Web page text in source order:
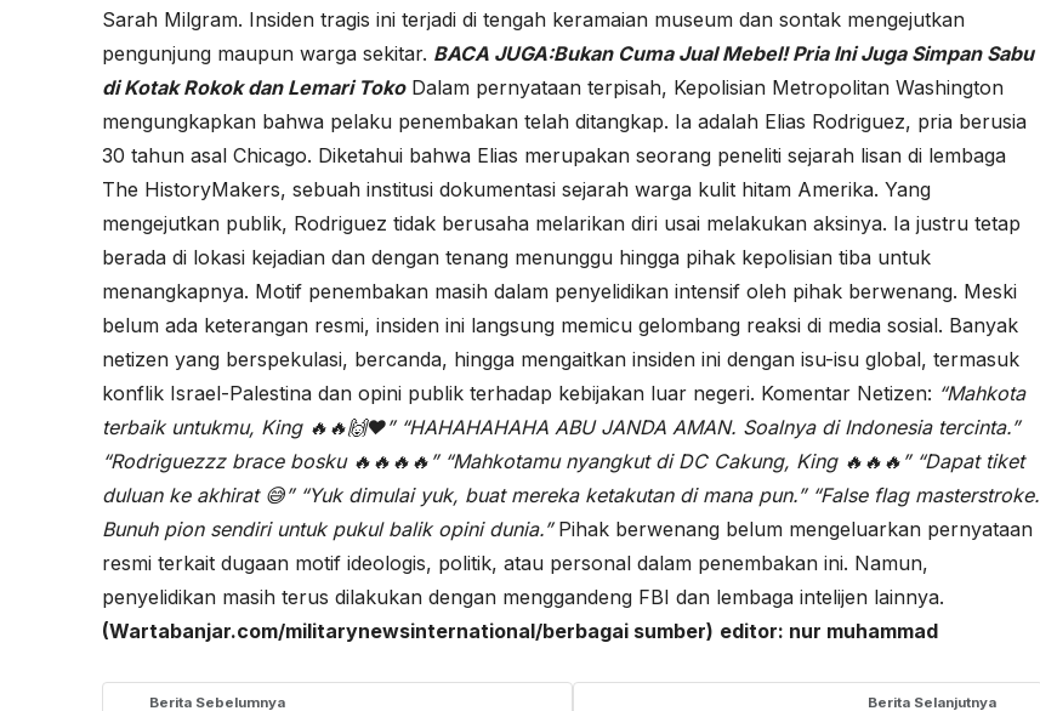
Sarah Milgram. Insiden tragis ini terjadi di tengah keramaian museum dan sontak mengejutkan
pengunjung maupun warga sekitar. BACA JUGA:Bukan Cuma Jual Mebel! Pria Ini Juga Simpan Sabu
di Kotak Rokok dan Lemari TokoDalam pernyataan terpisah, Kepolisian Metropolitan Washington
mengungkapkan bahwa pelaku penembakan telah ditangkap. Ia adalah Elias Rodriguez, pria berusia
30 tahun asal Chicago. Diketahui bahwa Elias merupakan seorang peneliti sejarah lisan di lembaga
The HistoryMakers, sebuah institusi dokumentasi sejarah warga kulit hitam Amerika. Yang
mengejutkan publik, Rodriguez tidak berusaha melarikan diri usai melakukan aksinya. Ia justru tetap
berada di lokasi kejadian dan dengan tenang menunggu hingga pihak kepolisian tiba untuk
menangkapnya. Motif penembakan masih dalam penyelidikan intensif oleh pihak berwenang. Meski
belum ada keterangan resmi, insiden ini langsung memicu gelombang reaksi di media sosial. Banyak
netizen yang berspekulasi, bercanda, hingga mengaitkan insiden ini dengan isu-isu global, termasuk
konflik Israel-Palestina dan opini publik terhadap kebijakan luar negeri. Komentar Netizen: “Mahkota
terbaik untukmu, King 🔥🔥🙌❤️” “HAHAHAHAHA ABU JANDA AMAN. Soalnya di Indonesia tercinta.”
“Rodriguezzz brace bosku 🔥🔥🔥🔥” “Mahkotamu nyangkut di DC Cakung, King 🔥🔥🔥” “Dapat tiket
duluan ke akhirat 😅” “Yuk dimulai yuk, buat mereka ketakutan di mana pun.” “False flag masterstroke.
Bunuh pion sendiri untuk pukul balik opini dunia.”Pihak berwenang belum mengeluarkan pernyataan
resmi terkait dugaan motif ideologis, politik, atau personal dalam penembakan ini. Namun,
penyelidikan masih terus dilakukan dengan menggandeng FBI dan lembaga intelijen lainnya.
(Wartabanjar.com/militarynewsinternational/berbagai sumber) editor: nur muhammad
Berita Sebelumnya Berita Selanjutnya